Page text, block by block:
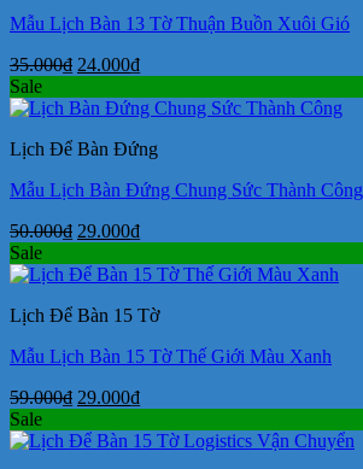
Mẫu Lịch Bàn 13 Tờ Thuận Buồn Xuôi Gió
35.000₫ Giá
là:
24.000₫Giá
tại
24.000₫.
Sale
Lịch Để Bàn Đứng
Mẫu Lịch Bàn Đứng Chung Sức Thành Công
50.000₫ Giá
là:
29.000₫Giá
tại
29.000₫.
Sale
Lịch Để Bàn 15 Tờ
Mẫu Lịch Bàn 15 Tờ Thế Giới Màu Xanh
59.000₫ Giá
là:
29.000₫Giá
tại
Sale